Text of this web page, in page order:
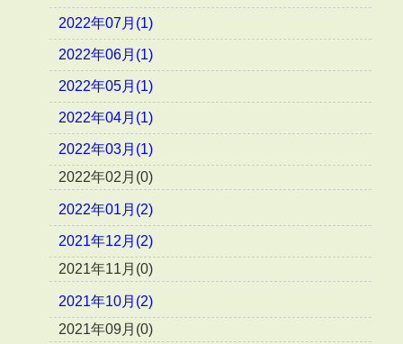
2022年07月(1)
2022年06月(1)
2022年05月(1)
2022年04月(1)
2022年03月(1)
2022年02月(0)
2022年01月(2)
2021年12月(2)
2021年11月(0)
2021年10月(2)
2021年09月(0)